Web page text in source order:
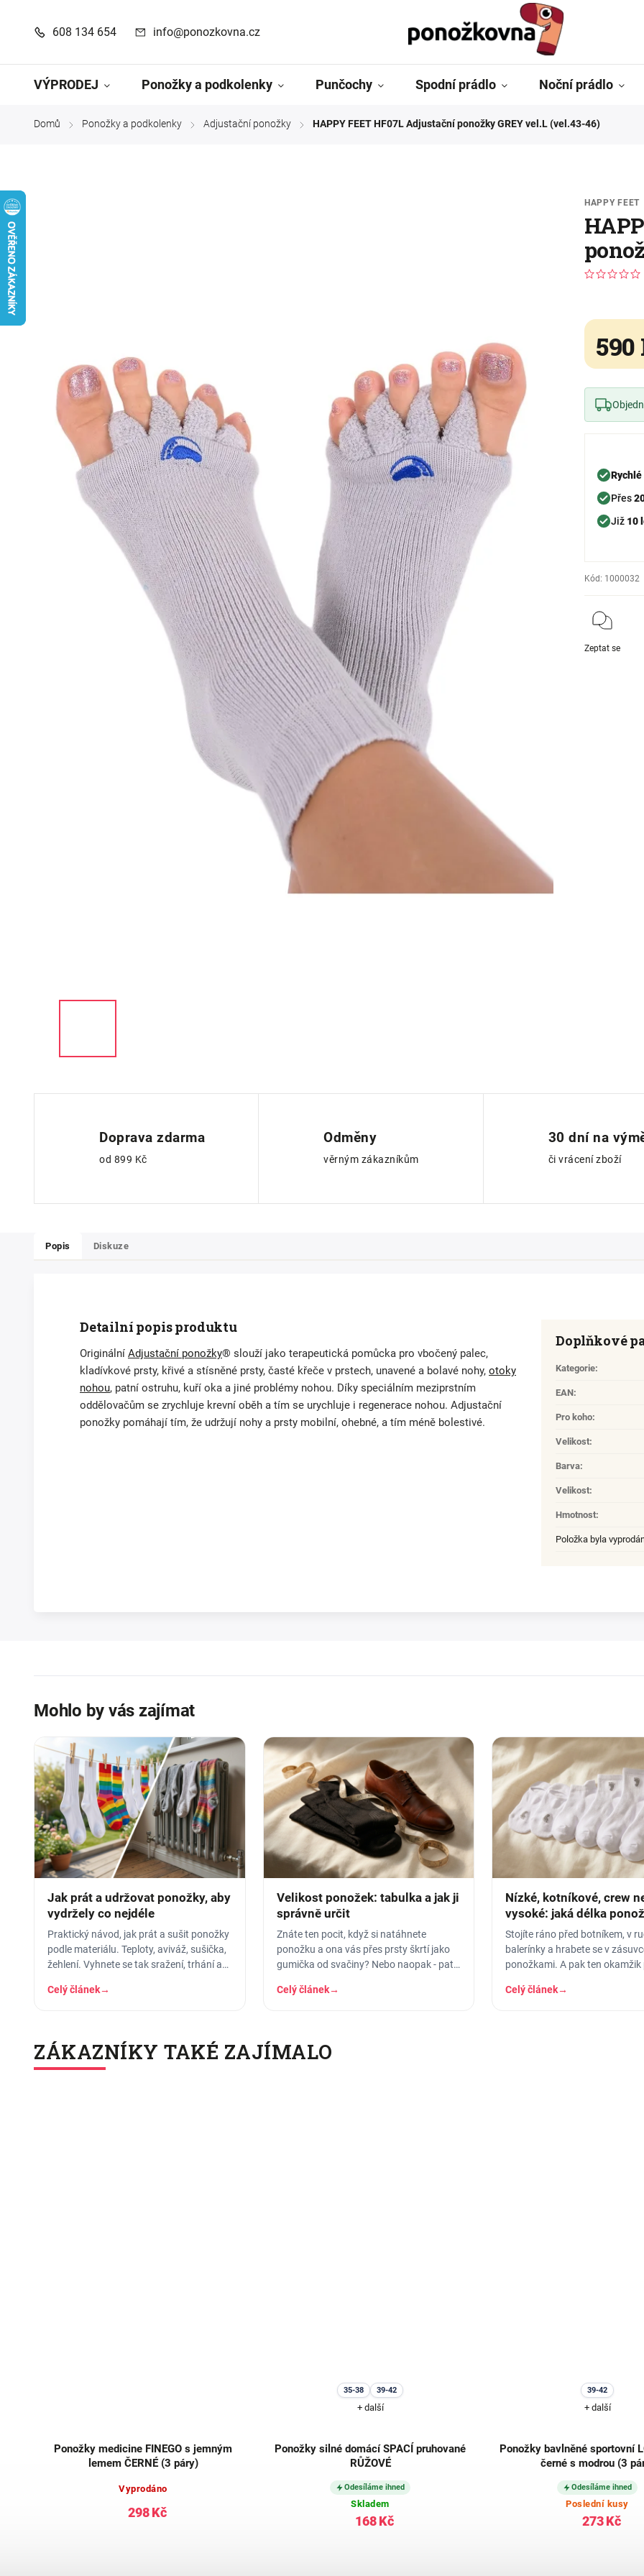
608 134 654 info@ponozkovna.cz
VÝPRODEJ Ponožky a podkolenky Punčochy Spodní prádlo Noční prádlo
Domů / Ponožky a podkolenky / Adjustační ponožky / HAPPY FEET HF07L Adjustační ponožky GREY vel.L (vel.43-46)
HAPPY FEET
590
Rychlé
Přes
Již 10
Kód: 1000032
Zeptat se
Doprava zdarma
od 899 Kč
Odměny
věrným zákazníkům
30 dní na
či vrácení zboží
Popis Diskuze
Detailní popis produktu
Originální Adjustační ponožky® slouží jako terapeutická pomůcka pro vbočený palec,
kladívkové prsty, křivé a stísněné prsty, časté křeče v prstech, unavené a bolavé nohy, otoky
nohou, patní ostruhu, kuří oka a jiné problémy nohou. Díky speciálním meziprstním
oddělovačům se zrychluje krevní oběh a tím se urychluje i regenerace nohou. Adjustační
ponožky pomáhají tím, že udržují nohy a prsty mobilní, ohebné, a tím méně bolestivé.
Doplňkové
Kategorie:
EAN:
Pro koho:
Velikost:
Barva:
Velikost:
Hmotnost:
Položka byla
Mohlo by vás zajímat
Jak prát a udržovat ponožky, aby
vydržely co nejdéle
Praktický návod, jak prát a sušit ponožky
podle materiálu. Teploty, aviváž, sušička,
žehlení. Vyhnete se tak sražení, trhání a
Celý článek→
Velikost ponožek: tabulka a jak ji
správně určit
Znáte ten pocit, když si natáhnete
ponožku a ona vás přes prsty škrtí jako
gumička od svačiny? Nebo naopak - pata
Celý článek→
Nízké, kotníkové, crew
vysoké: jaká délka
čemu
Stojíte ráno před botníkem, v
balerínky a hrabete se v
ponožkami. A pak ten okamžik
vám
Celý článek→
ZÁKAZNÍKY TAKÉ ZAJÍMALO
Ponožky medicine FINEGO s jemným
lemem ČERNÉ (3 páry)
Vyprodáno
298 Kč
35-38 39-42
+ další
Ponožky silné domácí SPACÍ pruhované
RŮŽOVÉ
Odesíláme ihned
Skladem
168 Kč
39-42
+ další
Ponožky bavlněné sportovní
černé s modrou (3
Odesíláme ihned
Poslední kusy
273 Kč